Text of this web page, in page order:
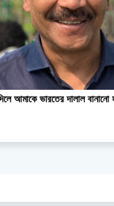
আমাকে ভারতের দালাল